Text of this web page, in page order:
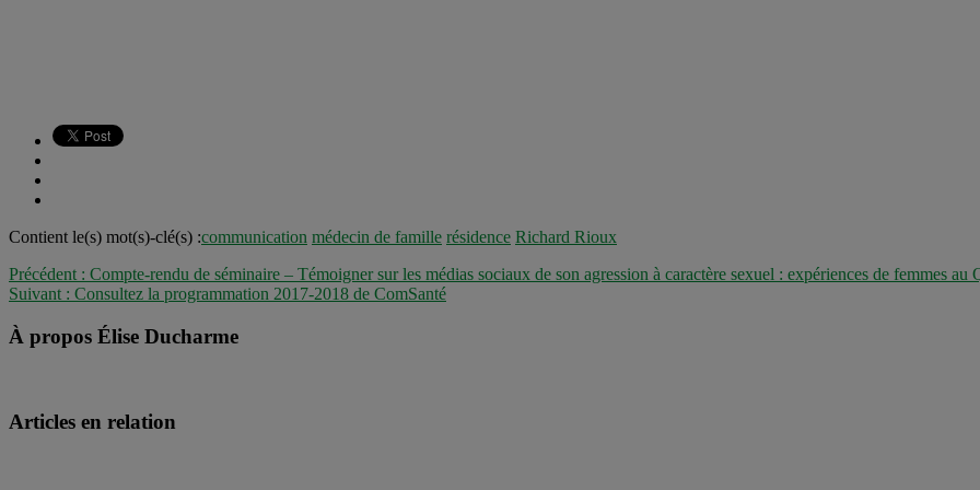
Contient le(s) mot(s)-clé(s) :communication médecin de famille résidence Richard Rioux
Précédent : Compte-rendu de séminaire – Témoigner sur les médias sociaux de son agression à caractère sexuel : expériences de femmes au
Suivant : Consultez la programmation 2017-2018 de ComSanté
À propos Élise Ducharme
Articles en relation